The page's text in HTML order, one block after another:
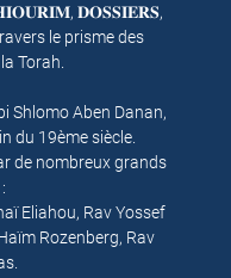
𝐃𝐎𝐒𝐒𝐈𝐄𝐑𝐒,
le prisme des
Torah.
Shlomo Aben Danan,
du 19ème siècle.
de nombreux grands
Eliahou, Rav Yossef
Rozenberg, Rav